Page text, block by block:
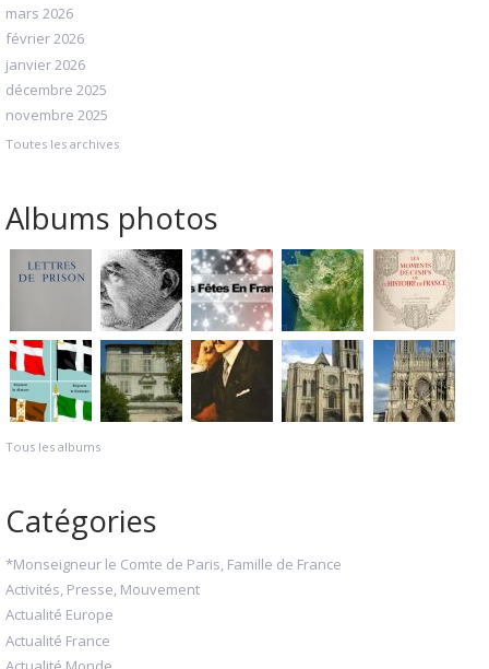
mars 2026
février 2026
janvier 2026
décembre 2025
novembre 2025
Toutes les archives
Albums photos
Tous les albums
Catégories
*Monseigneur le Comte de Paris, Famille de France
Activités, Presse, Mouvement
Actualité Europe
Actualité France